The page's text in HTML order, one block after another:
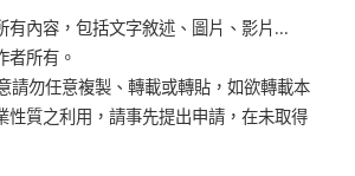
有內容，包括文字敘述、圖片、影片...
者所有。
請勿任意複製、轉載或轉貼，如欲轉載本
性質之利用，請事先提出申請，在未取得